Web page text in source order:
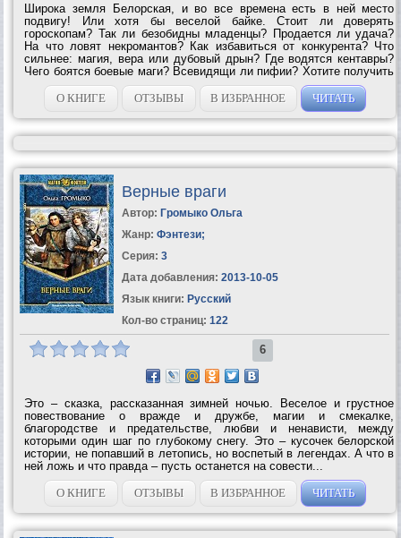
Широка земля Белорская, и во все времена есть в ней место
подвигу! Или хотя бы веселой байке. Стоит ли доверять
гороскопам? Так ли безобидны младенцы? Продается ли удача?
На что ловят некромантов? Как избавиться от конкурента? Что
сильнее: магия, вера или дубовый дрын? Где водятся кентавры?
Чего боятся боевые маги? Всевидящи ли пифии? Хотите получить
ответ на эти вопросы, а также встретиться со старыми друзьями и
познакомиться с новыми?...
О КНИГЕ ОТЗЫВЫ В ИЗБРАННОЕ ЧИТАТЬ
Верные враги
Автор: Громыко Ольга
Жанр: Фэнтези;
Серия: 3
Дата добавления: 2013-10-05
Язык книги: Русский
Кол-во страниц: 122
6
Это – сказка, рассказанная зимней ночью. Веселое и грустное
повествование о вражде и дружбе, магии и смекалке,
благородстве и предательстве, любви и ненависти, между
которыми один шаг по глубокому снегу. Это – кусочек белорской
истории, не попавший в летопись, но воспетый в легендах. А что в
ней ложь и что правда – пусть останется на совести...
О КНИГЕ
ОТЗЫВЫ В ИЗБРАННОЕ ЧИТАТЬ